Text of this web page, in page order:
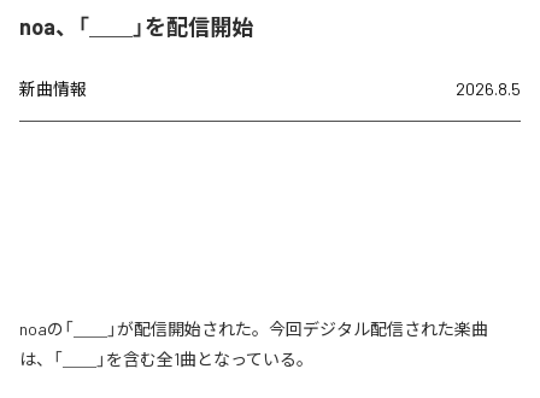
noa、「＿＿」を配信開始
新曲情報 2026.8.5
noaの「＿＿」が配信開始された。今回デジタル配信された楽曲
は、「＿＿」を含む全1曲となっている。